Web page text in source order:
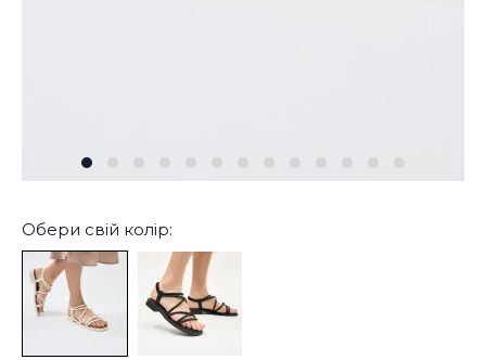
Обери свій колір: